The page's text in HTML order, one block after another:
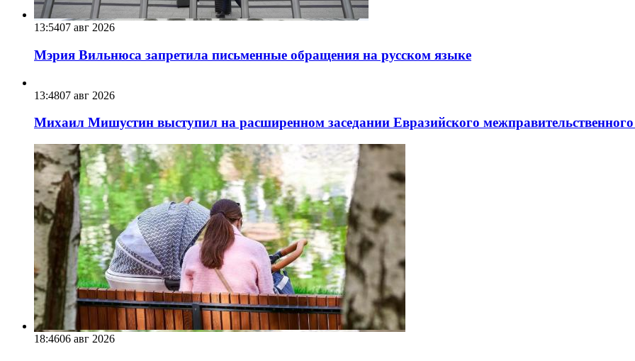
13:5407 авг 2026
Мэрия Вильнюса запретила письменные обращения на русском языке
13:4807 авг 2026
Михаил Мишустин выступил на расширенном заседании Евразийского
18:4606 авг 2026